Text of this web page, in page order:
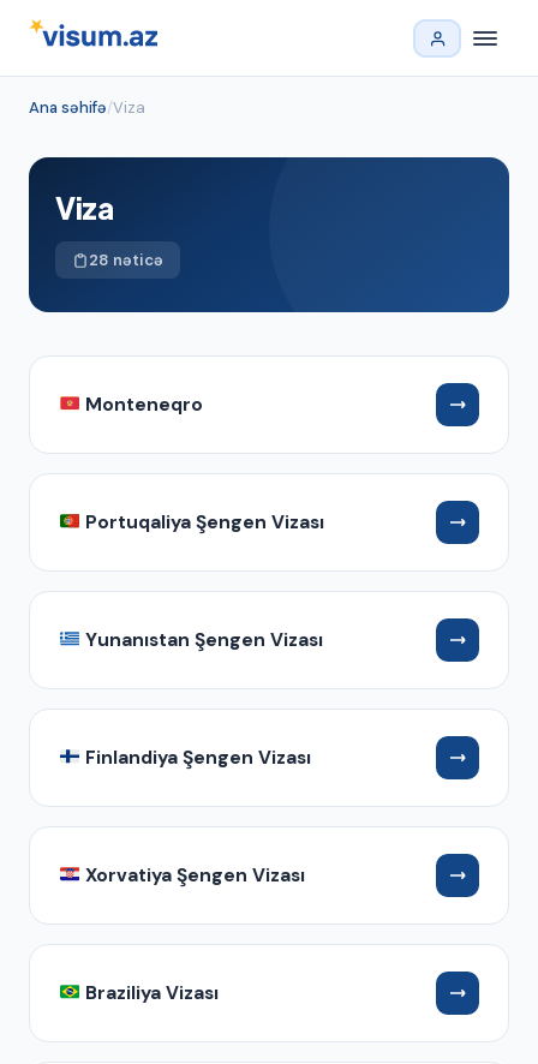
Ana səhifə/Viza
Viza
28 nəticə
Monteneqro
Portuqaliya Şengen Vizası
Yunanıstan Şengen Vizası
Finlandiya Şengen Vizası
Xorvatiya Şengen Vizası
Braziliya Vizası